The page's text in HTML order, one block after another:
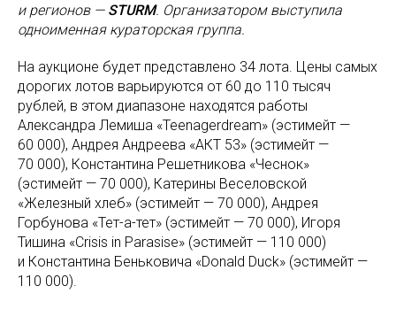
и регионов — STURM. Организатором выступила
одноименная кураторская группа.
На аукционе будет представлено 34 лота. Цены самых
дорогих лотов варьируются от 60 до 110 тысяч
рублей, в этом диапазоне находятся работы
Александра Лемиша «Teenagerdream» (эстимейт —
60 000), Андрея Андреева «АКТ 53» (эстимейт —
70 000), Константина Решетникова «Чеснок»
(эстимейт — 70 000), Катерины Веселовской
«Железный хлеб» (эстимейт — 70 000), Андрея
Горбунова «Тет-а-тет» (эстимейт — 70 000), Игоря
Тишина «Crisis in Parasise» (эстимейт — 110 000)
и Константина Беньковича «Donald Duck» (эстимейт —
110 000).